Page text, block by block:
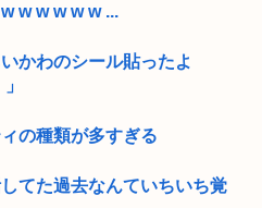
w w w w w ...
かわのシール貼ったよ
の種類が多すぎる
てた過去なんていちいち覚